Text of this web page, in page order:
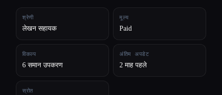
श्रेणी
लेखन सहायक
मूल्य
Paid
विकल्प
6 समान उपकरण
अंतिम अपडेट
2 माह पहले
स्रोत